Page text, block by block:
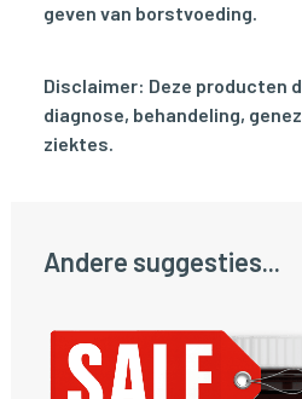
geven van borstvoeding.
Disclaimer: Deze producten
diagnose, behandeling,
ziektes.
Andere suggesties...